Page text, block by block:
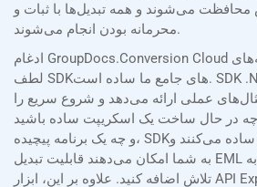
می‌شوند و همه تبدیل‌ها با ثبات و
محرمانه بودن انجام می‌شوند.
ادغام GroupDocs.Conversion Cloud در برنامه‌های .NET شما به
لطف SDKهای جامع ما ساده است. SDK .NET ما مستندات واضح و
عملی ارائه می‌دهد و شروع سریع را
در حال ساخت یک اسکریپت ساده باشید
و چه یک برنامه پیچیده، SDKهای ما فرآیند ادغام را ساده می‌کنند و
به شما امکان می‌دهند قابلیت تبدیل EML به DOTM را با حداقل
تلاش اضافه کنید. علاوه بر این، ابزار API Explorer ما به شما امکان